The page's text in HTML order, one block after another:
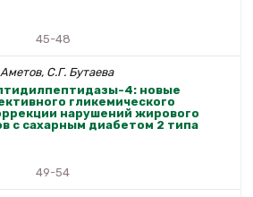
45-48
С.Г. Бутаева
4: новые
гликемического
нарушений жирового
с сахарным диабетом 2 типа
49-54